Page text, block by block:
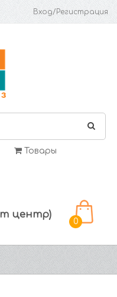
Вход/Регистрация
Товары
центр)
0